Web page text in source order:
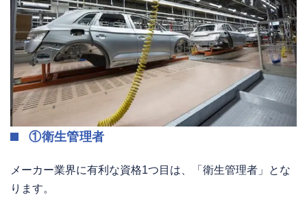
①衛生管理者
メーカー業界に有利な資格1つ目は、「衛生管理者」とな
ります。